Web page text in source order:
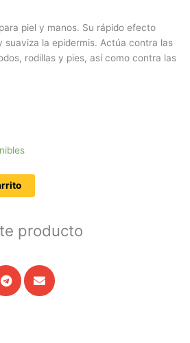
piel y manos. Su rápido efecto
suaviza la epidermis. Actúa contra las
rodillas y pies, así como contra las
producto